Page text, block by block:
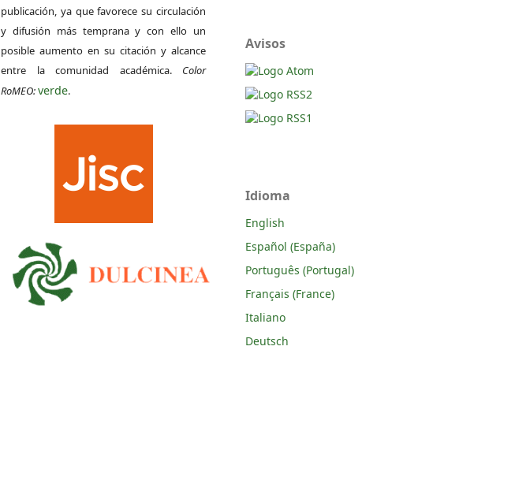
publicación, ya que favorece su circulación
y difusión más temprana y con ello un
posible aumento en su citación y alcance
entre la comunidad académica. Color
RoMEO:verde.
Avisos
Idioma
English
Español (España)
Português (Portugal)
Français (France)
Italiano
Deutsch